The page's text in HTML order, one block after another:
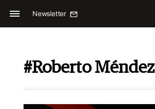
Newsletter
#Roberto Méndez